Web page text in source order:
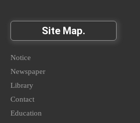
Site Map.
Notice
Newspaper
Library
Contact
Education